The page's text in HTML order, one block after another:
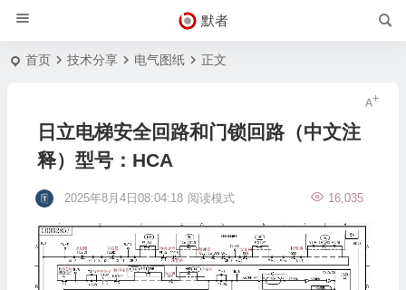
默者
首页 技术分享 电气图纸 正文
日立电梯安全回路和门锁回路（中文注
释）型号：HCA
2025年8月4日08:04:18 16,035
阅读模式